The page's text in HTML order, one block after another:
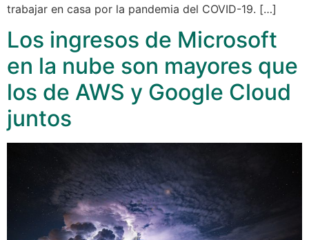
trabajar en casa por la pandemia del COVID-19. […]
Los ingresos de Microsoft
en la nube son mayores que
los de AWS y Google Cloud
juntos